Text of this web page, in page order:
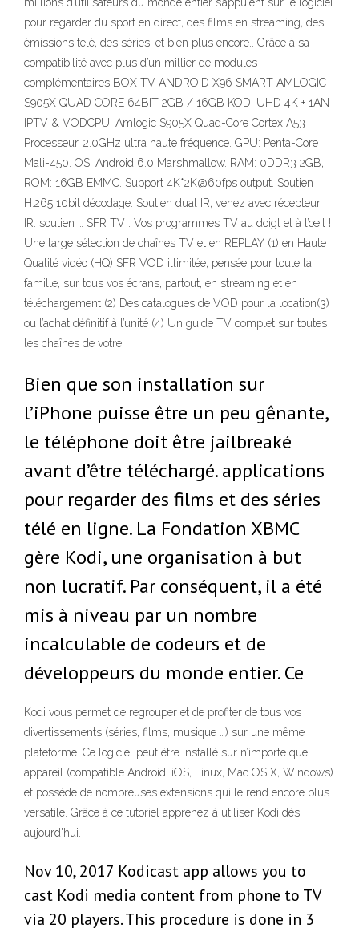
pour regarder du sport en direct, des films en streaming, des
émissions télé, des séries, et bien plus encore.. Grâce à sa
compatibilité avec plus d’un millier de modules
complémentaires BOX TV ANDROID X96 SMART AMLOGIC
S905X QUAD CORE 64BIT 2GB / 16GB KODI UHD 4K + 1AN
IPTV & VODCPU: Amlogic S905X Quad-Core Cortex A53
Processeur, 2.0GHz ultra haute fréquence. GPU: Penta-Core
Mali-450. OS: Android 6.0 Marshmallow. RAM: 0DDR3 2GB,
ROM: 16GB EMMC. Support 4K*2K@60fps output. Soutien
H.265 10bit décodage. Soutien dual IR, venez avec récepteur
IR. soutien … SFR TV : Vos programmes TV au doigt et à l’œil !
Une large sélection de chaînes TV et en REPLAY (1) en Haute
Qualité vidéo (HQ) SFR VOD illimitée, pensée pour toute la
famille, sur tous vos écrans, partout, en streaming et en
téléchargement (2) Des catalogues de VOD pour la location(3)
ou l’achat définitif à l’unité (4) Un guide TV complet sur toutes
les chaînes de votre
Bien que son installation sur
l’iPhone puisse être un peu gênante,
le téléphone doit être jailbreaké
avant d’être téléchargé. applications
pour regarder des films et des séries
télé en ligne. La Fondation XBMC
gère Kodi, une organisation à but
non lucratif. Par conséquent, il a été
mis à niveau par un nombre
incalculable de codeurs et de
développeurs du monde entier. Ce
Kodi vous permet de regrouper et de profiter de tous vos
divertissements (séries, films, musique …) sur une même
plateforme. Ce logiciel peut être installé sur n’importe quel
appareil (compatible Android, iOS, Linux, Mac OS X, Windows)
et possède de nombreuses extensions qui le rend encore plus
versatile. Grâce à ce tutoriel apprenez à utiliser Kodi dès
aujourd'hui.
Nov 10, 2017 Kodicast app allows you to
cast Kodi media content from phone to TV
via 20 players. This procedure is done in 3